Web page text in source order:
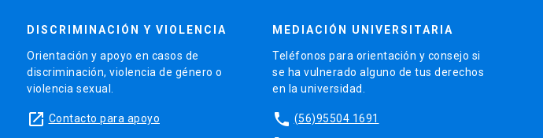
DISCRIMINACIÓN Y VIOLENCIA
Orientación y apoyo en casos de
discriminación, violencia de género o
violencia sexual.
launch Contacto para apoyo
MEDIACIÓN UNIVERSITARIA
Teléfonos para orientación y consejo si
se ha vulnerado alguno de tus derechos
en la universidad.
phone (56)95504 1691